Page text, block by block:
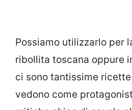
Possiamo utilizzarlo per
ribollita toscana oppure
ci sono tantissime
vedono come